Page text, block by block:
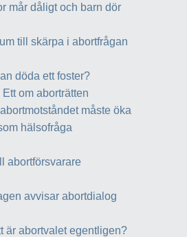
mår dåligt och barn dör
till skärpa i abortfrågan
döda ett foster?
om aborträtten
måste öka
hälsofråga
abortförsvarare
avvisar abortdialog
är abortvalet egentligen?